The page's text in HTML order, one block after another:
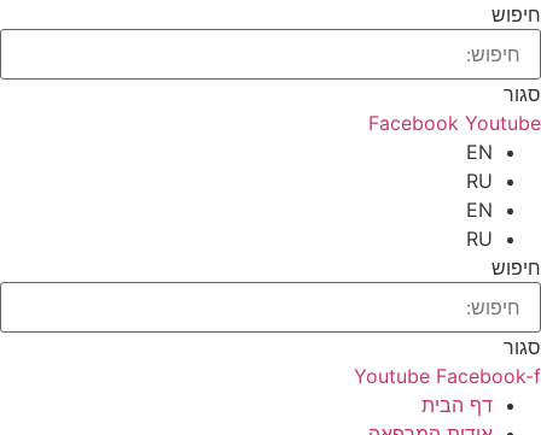
חיפוש
סגור
Facebook Youtube
EN
RU
EN
RU
חיפוש
סגור
Youtube Facebook-f
דף הבית